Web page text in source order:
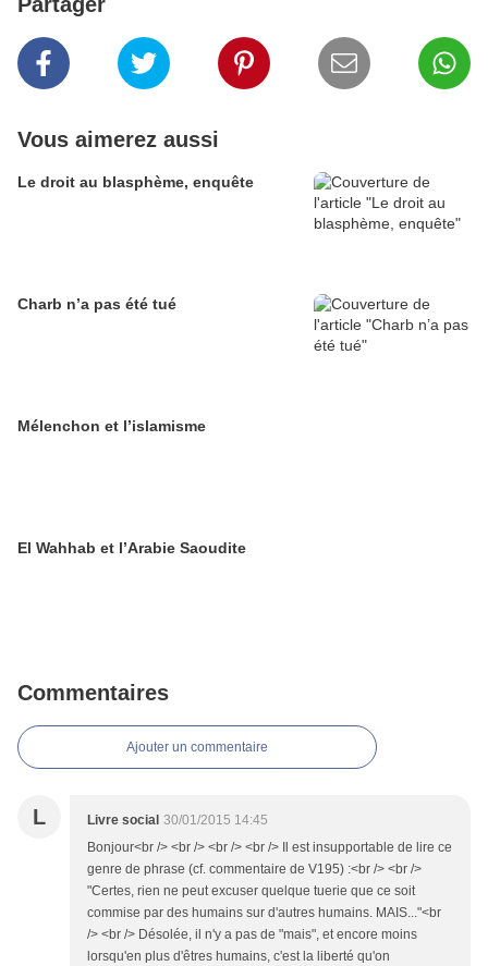
Vous aimerez aussi
Le droit au blasphème, enquête
Charb n’a pas été tué
Mélenchon et l’islamisme
El Wahhab et l’Arabie Saoudite
Commentaires
Ajouter un commentaire
L Livre social 30/01/2015 14:45
Bonjour<br /> <br /> <br /> <br /> Il est insupportable de lire ce
genre de phrase (cf. commentaire de V195) :<br /> <br />
"Certes, rien ne peut excuser quelque tuerie que ce soit
commise par des humains sur d'autres humains. MAIS..."<br
/> <br /> Désolée, il n'y a pas de "mais", et encore moins
lorsqu'en plus d'êtres humains, c'est la liberté qu'on